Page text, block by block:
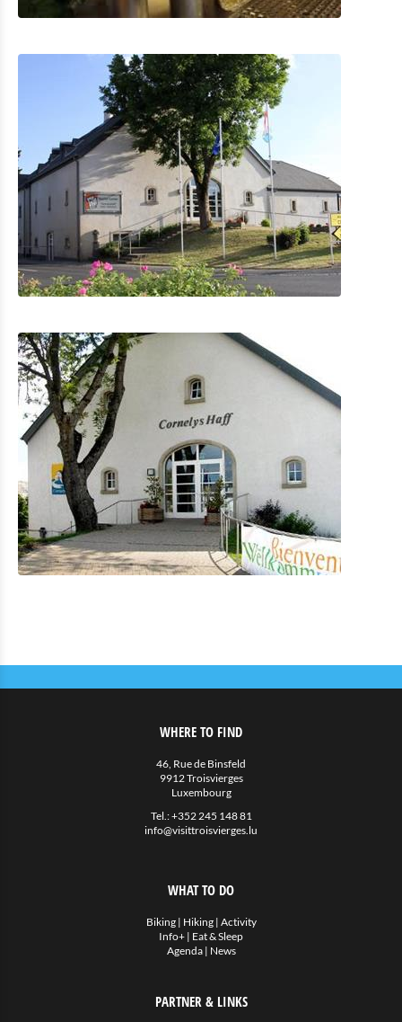
Victor Hugo Haus Literatur Museum
Geschichtsmuseum der Brauerei Diekirch
Nationalmuseum der Militärgeschichte
Museum der Poststation und Museum für
Schreibutensilien
Museum der Wassermühle
Shopping
Mobilität in Troisvierges
Fahrrad Vermietung
Indoor Aktivitäten
Eat & Sleep
Agenda
News
WHERE TO FIND
46, Rue de Binsfeld
9912 Troisvierges
Luxembourg
Tel.:+352 245 148 81
info@visittroisvierges.lu
WHAT TO DO
Biking| Hiking| Activity
Info+ | Eat & Sleep
Agenda| News
PARTNER & LINKS